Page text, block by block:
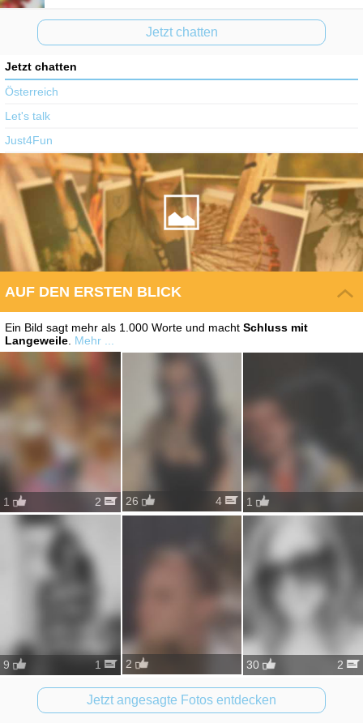
Jetzt chatten
Jetzt chatten
Österreich
Let's talk
Just4Fun
AUF DEN ERSTEN BLICK
Ein Bild sagt mehr als 1.000 Worte und macht Schluss mit
Langeweile Mehr ...
2
1 4
26 1
1
9 2 2
30
Jetzt angesagte Fotos entdecken